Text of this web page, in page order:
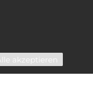
akzeptieren